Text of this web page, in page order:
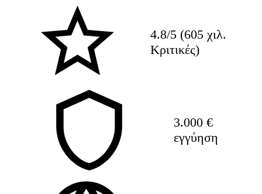
4.8/5 (605 χιλ.
Κριτικές)
3.000 €
εγγύηση